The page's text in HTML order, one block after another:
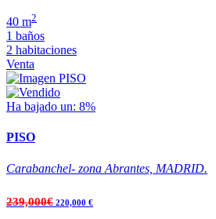
40 m2
1 baños
2 habitaciones
Venta
Ha bajado un: 8%
PISO
Carabanchel- zona Abrantes, MADRID.
239,000€ 220,000 €